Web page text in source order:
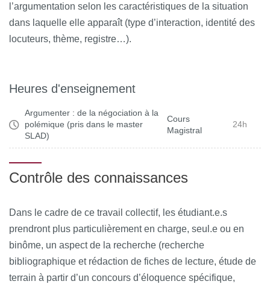
l’argumentation selon les caractéristiques de la situation
dans laquelle elle apparaît (type d’interaction, identité des
locuteurs, thème, registre…).
Heures d'enseignement
Argumenter : de la négociation à la
polémique (pris dans le master
SLAD)
Cours
Magistral
24h
Contrôle des connaissances
Dans le cadre de ce travail collectif, les étudiant.e.s
prendront plus particulièrement en charge, seul.e ou en
binôme, un aspect de la recherche (recherche
bibliographique et rédaction de fiches de lecture, étude de
terrain à partir d’un concours d’éloquence spécifique,